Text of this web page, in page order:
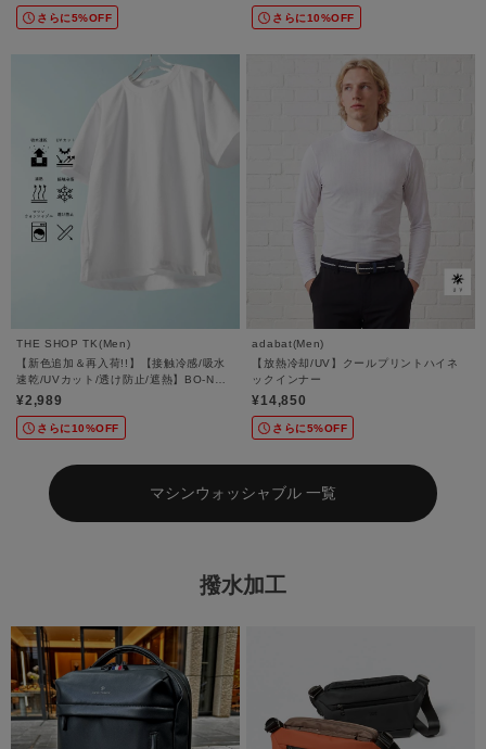
さらに5%OFF さらに10%OFF
THE SHOP TK(Men)
【新色追加＆再入荷!!】【接触冷感/吸水
速乾/UVカット/透け防止/遮熱】BO-NO
TEE/ボーノTシャツ
¥2,989
さらに10%OFF
adabat(Men)
【放熱冷却/UV】クールプリントハイネ
ックインナー
¥14,850
さらに5%OFF
マシンウォッシャブル 一覧
撥水加工